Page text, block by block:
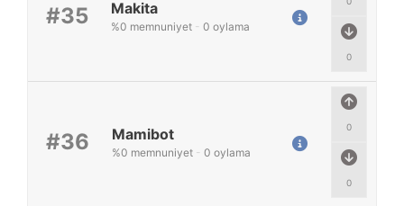
#35
0
Makita
%0 memnuniyet - 0 oylama
#36
0
0
Mamibot
%0 memnuniyet - 0 oylama